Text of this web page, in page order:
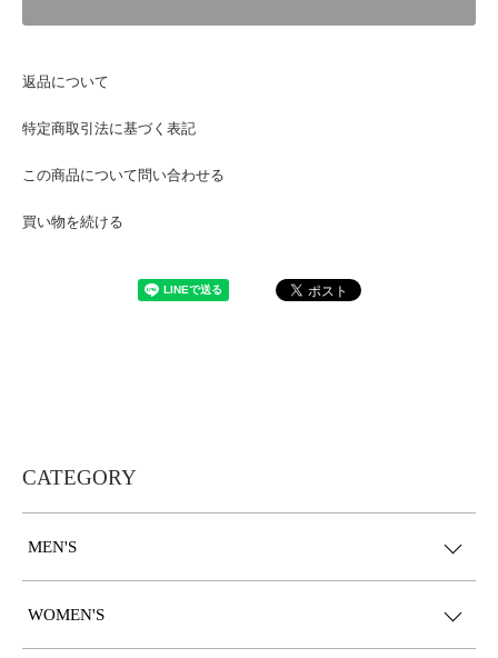
返品について
特定商取引法に基づく表記
この商品について問い合わせる
買い物を続ける
CATEGORY
MEN'S
WOMEN'S